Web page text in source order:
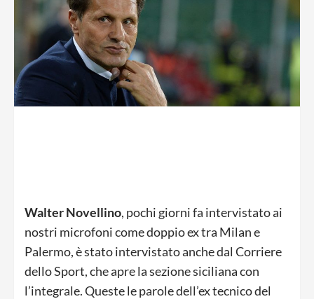
Walter Novellino, pochi giorni fa intervistato ai
nostri microfoni come doppio ex tra Milan e
Palermo, è stato intervistato anche dal Corriere
dello Sport, che apre la sezione siciliana con
l’integrale. Queste le parole dell’ex tecnico del